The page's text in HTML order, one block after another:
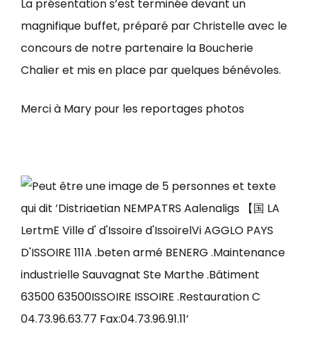
La présentation s’est terminée devant un
magnifique buffet, préparé par Christelle avec le
concours de notre partenaire la Boucherie
Chalier et mis en place par quelques bénévoles.
Merci à Mary pour les reportages photos